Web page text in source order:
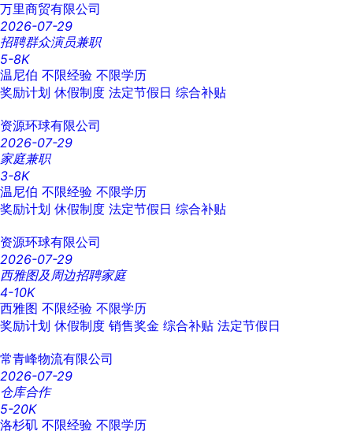
万里商贸有限公司
2026-07-29
招聘群众演员兼职
5-8K
温尼伯 不限经验 不限学历
奖励计划 休假制度 法定节假日 综合补贴
资源环球有限公司
2026-07-29
家庭兼职
3-8K
温尼伯 不限经验 不限学历
奖励计划 休假制度 法定节假日 综合补贴
资源环球有限公司
2026-07-29
西雅图及周边招聘家庭
4-10K
西雅图 不限经验 不限学历
奖励计划 休假制度 销售奖金 综合补贴 法定节假日
常青峰物流有限公司
2026-07-29
仓库合作
5-20K
洛杉矶 不限经验 不限学历